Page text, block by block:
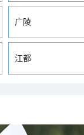
广陵
江都